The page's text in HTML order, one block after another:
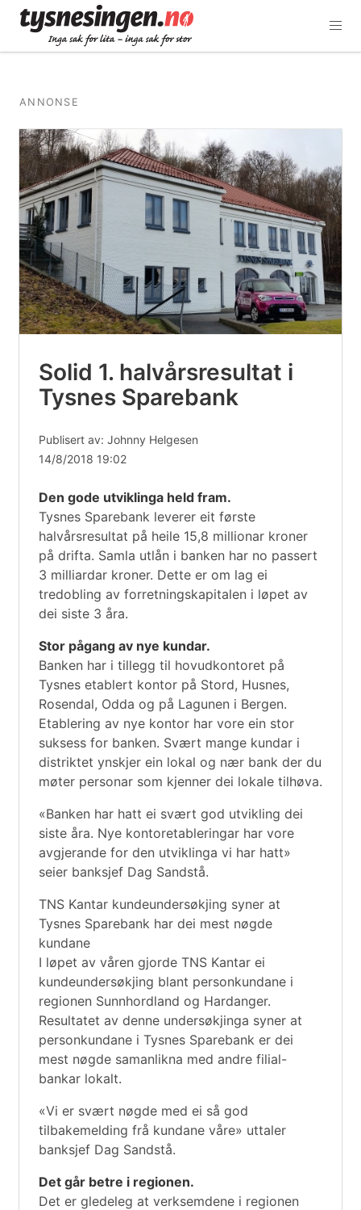
ANNONSE
Solid 1. halvårsresultat i
Tysnes Sparebank
Publisert av: Johnny Helgesen
14/8/2018 19:02
Den gode utviklinga held fram.
Tysnes Sparebank leverer eit første
halvårsresultat på heile 15,8 millionar kroner
på drifta. Samla utlån i banken har no passert
3 milliardar kroner. Dette er om lag ei
tredobling av forretningskapitalen i løpet av
dei siste 3 åra.
Stor pågang av nye kundar.
Banken har i tillegg til hovudkontoret på
Tysnes etablert kontor på Stord, Husnes,
Rosendal, Odda og på Lagunen i Bergen.
Etablering av nye kontor har vore ein stor
suksess for banken. Svært mange kundar i
distriktet ynskjer ein lokal og nær bank der du
møter personar som kjenner dei lokale tilhøva.
«Banken har hatt ei svært god utvikling dei
siste åra. Nye kontoretableringar har vore
avgjerande for den utviklinga vi har hatt»
seier banksjef Dag Sandstå.
TNS Kantar kundeundersøkjing syner at
Tysnes Sparebank har dei mest nøgde
kundane
I løpet av våren gjorde TNS Kantar ei
kundeundersøkjing blant personkundane i
regionen Sunnhordland og Hardanger.
Resultatet av denne undersøkjinga syner at
personkundane i Tysnes Sparebank er dei
mest nøgde samanlikna med andre filial-
bankar lokalt.
«Vi er svært nøgde med ei så god
tilbakemelding frå kundane våre» uttaler
banksjef Dag Sandstå.
Det går betre i regionen.
Det er gledeleg at verksemdene i regionen